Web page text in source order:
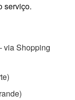
serviço.
via Shopping